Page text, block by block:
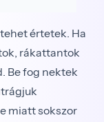
értetek. Ha
rákattantok
Be fog nektek
miatt sokszor